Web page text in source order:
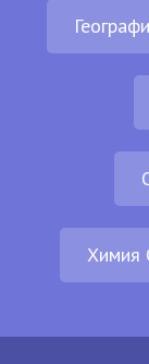
Химия